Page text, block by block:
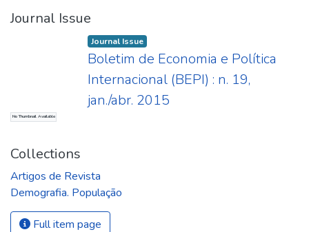
Journal Issue
No Thumbnail Available
Journal Issue
Boletim de Economia e Política
Internacional (BEPI) : n. 19,
jan./abr. 2015
Collections
Artigos de Revista
Demografia. População
Full item page